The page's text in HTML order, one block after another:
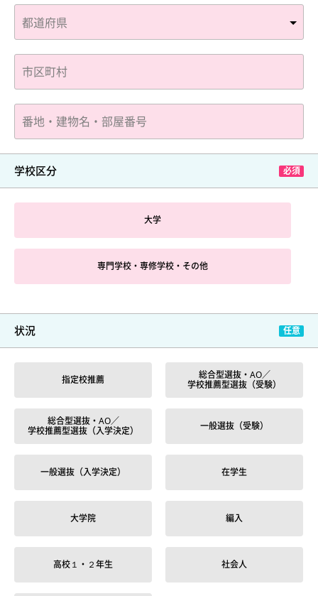
学校区分
大学
専門学校・専修学校・その他
状況
指定校推薦
総合型選抜・AO／
学校推薦型選抜（受験）
総合型選抜・AO／
学校推薦型選抜（入学決定）
一般選抜（受験）
一般選抜（入学決定） 在学生
大学院 編入
高校１・２年生 社会人